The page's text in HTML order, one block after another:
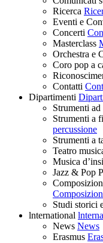
Ricerca
Eventi e
Concerti
Masterclass
Orchestra e
Coro pop a
Contatti
Dipartimenti
Strumenti ad
Strumenti a
percussione
Strumenti a
Teatro
Musica
Jazz & Pop
Studi storici
lnternational
News News
Erasmus